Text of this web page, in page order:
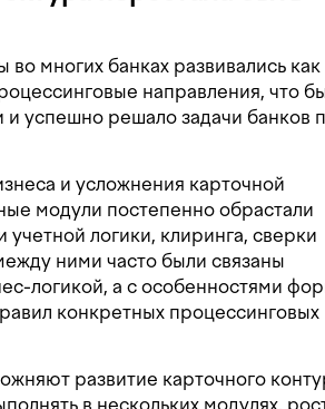
многих банках развивались как
направления, что
и успешно решало задачи банков
и усложнения карточной
модули постепенно обрастали
логики, клиринга, сверки
ними часто были связаны
логикой, а с особенностями
конкретных процессинговых
развитие карточного
в нескольких модулях,